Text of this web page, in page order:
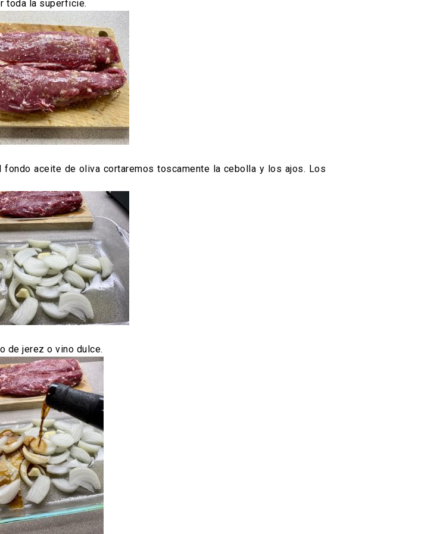
toda la superficie.
fondo aceite de oliva cortaremos toscamente la cebolla y los ajos. Los
de jerez o vino dulce.